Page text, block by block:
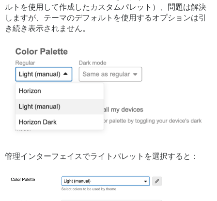
ルトを使用して作成したカスタムパレット）、問題は解決
しますが、テーマのデフォルトを使用するオプションは引
き続き表示されません。
管理インターフェイスでライトパレットを選択すると：